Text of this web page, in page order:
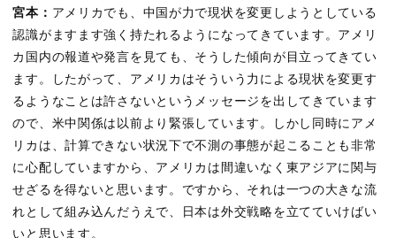
宮本： アメリカでも、中国が力で現状を変更しようとしている
認識がますます強く持たれるようになってきています。アメリ
カ国内の報道や発言を見ても、そうした傾向が目立ってきてい
ます。したがって、アメリカはそういう力による現状を変更す
るようなことは許さないというメッセージを出してきています
ので、米中関係は以前より緊張しています。しかし同時にアメ
リカは、計算できない状況下で不測の事態が起こることも非常
に心配していますから、アメリカは間違いなく東アジアに関与
せざるを得ないと思います。ですから、それは一つの大きな流
れとして組み込んだうえで、日本は外交戦略を立てていけばい
いと思います。